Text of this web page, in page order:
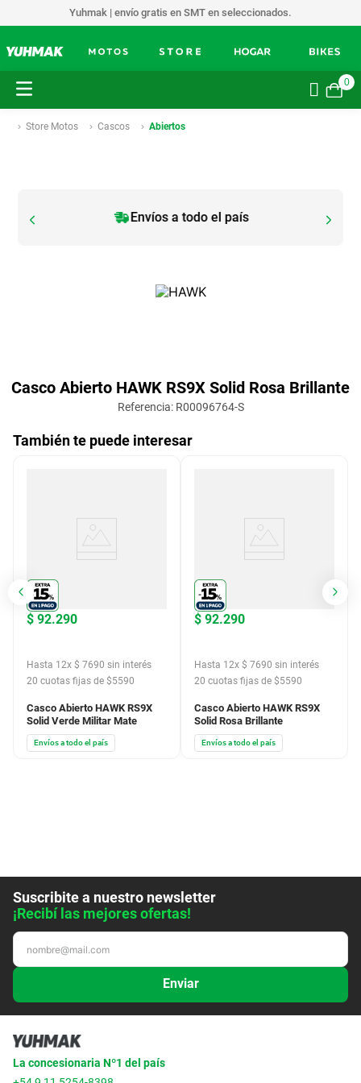
Yuhmak | envío gratis en SMT en seleccionados.
0
Store Motos Cascos Abiertos
Envíos a todo el país
Casco Abierto HAWK RS9X Solid Rosa Brillante
Referencia: R00096764-S
También te puede interesar
$ 92.290
Hasta 12x $ 7690 sin interés
20 cuotas fijas de $5590
Casco Abierto HAWK RS9X
Solid Verde Militar Mate
Envíos a todo el país
$ 92.290
Hasta 12x $ 7690 sin interés
20 cuotas fijas de $5590
Casco Abierto HAWK RS9X
Solid Rosa Brillante
Envíos a todo el país
Suscribite a nuestro newsletter
¡Recibí las mejores ofertas!
Enviar
La concesionaria Nº1 del país